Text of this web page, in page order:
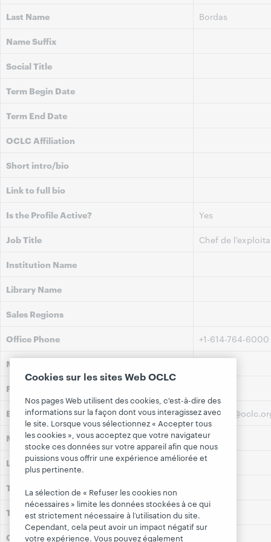
Last Name Bordas
Name Suffix
Social Title
Term Begin Date
Term End Date
OCLC Affiliation
Short intro/bio
Link to full bio
Is the Profile Active? Yes
Job Title Chef de
Institution Name
Library Name
Sales Regions
Office Phone +1-614-764-6000
Mobile Phone
Fax
Email Address
Mailing Address
Location
Toll Phone
Toll Restrictions
Committee Name, Committee Title
Cookies sur les sites Web OCLC
Nos pages Web utilisent des cookies, c'est-à-dire des
informations sur la façon dont vous interagissez avec
le site. Lorsque vous sélectionnez « Accepter tous
les cookies », vous acceptez que votre navigateur
stocke ces données sur votre appareil afin que nous
puissions vous offrir une expérience améliorée et
plus pertinente.
La sélection de « Refuser les cookies non
nécessaires » limite les données stockées à ce qui
est strictement nécessaire à l’utilisation du site.
Cependant, cela peut avoir un impact négatif sur
votre expérience. Vous pouvez également